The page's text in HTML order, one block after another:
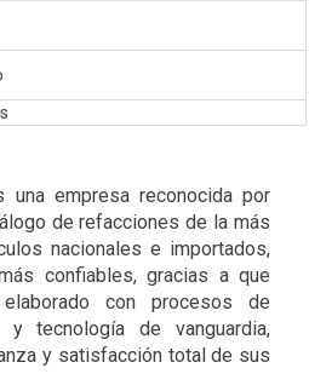
una empresa reconocida por
de refacciones de la más
nacionales e importados,
confiables, gracias a que
con procesos de
y tecnología de vanguardia,
y satisfacción total de sus